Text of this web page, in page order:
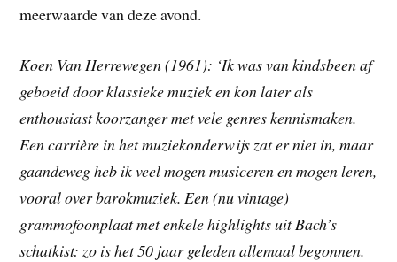
meerwaarde van deze avond.
Koen Van Herrewegen (1961): ‘Ik was van kindsbeen af
geboeid door klassieke muziek en kon later als
enthousiast koorzanger met vele genres kennismaken.
Een carrière in het muziekonderwijs zat er niet in, maar
gaandeweg heb ik veel mogen musiceren en mogen leren,
vooral over barokmuziek. Een (nu vintage)
grammofoonplaat met enkele highlights uit Bach’s
schatkist: zo is het 50 jaar geleden allemaal begonnen.